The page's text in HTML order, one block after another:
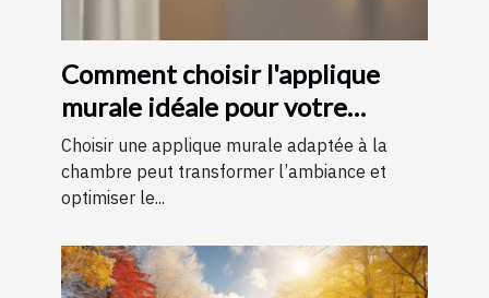
Comment choisir l'applique
murale idéale pour votre
chambre
Choisir une applique murale adaptée à la
chambre peut transformer l’ambiance et
optimiser le...